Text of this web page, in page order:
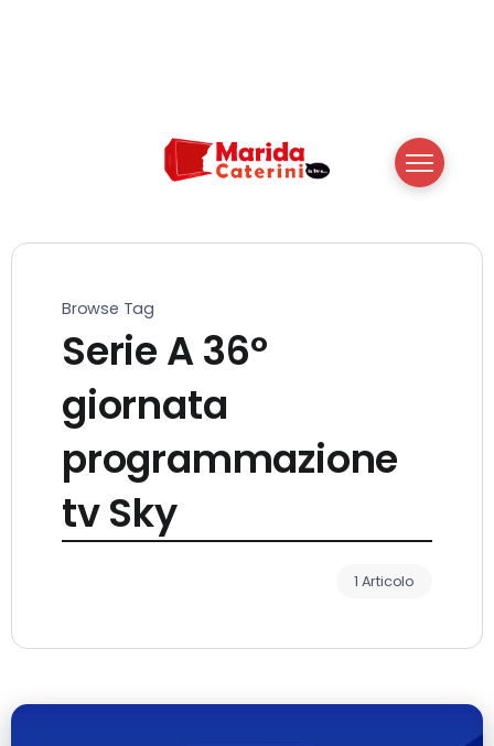
Browse Tag
Serie A 36°
giornata
programmazione
tv Sky
1 Articolo